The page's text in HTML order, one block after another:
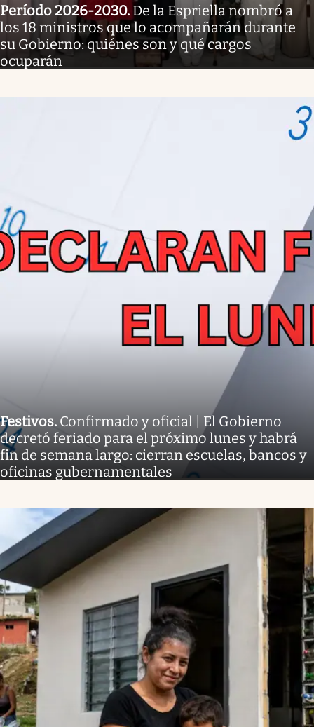
Período 2026-2030. De la Espriella nombró a
los 18 ministros que lo acompañarán durante
su Gobierno: quiénes son y qué cargos
ocuparán
Festivos. Confirmado y oficial | El Gobierno
decretó feriado para el próximo lunes y habrá
fin de semana largo: cierran escuelas, bancos y
oficinas gubernamentales